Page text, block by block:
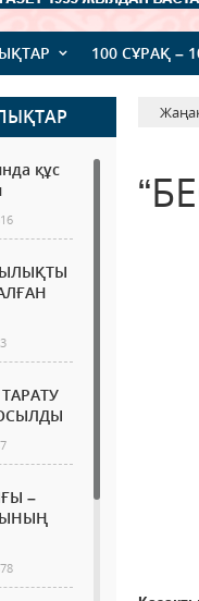
100 СҰРАҚ –
құс
–